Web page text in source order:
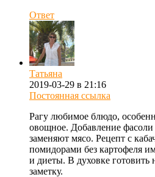
Ответ
Татьяна
2019-03-29 в 21:16
Постоянная ссылка
Рагу любимое блюдо,
овощное. Добавление
заменяют мясо. Рецепт с
помидорами без картофеля
и диеты. В духовке готовить
заметку.